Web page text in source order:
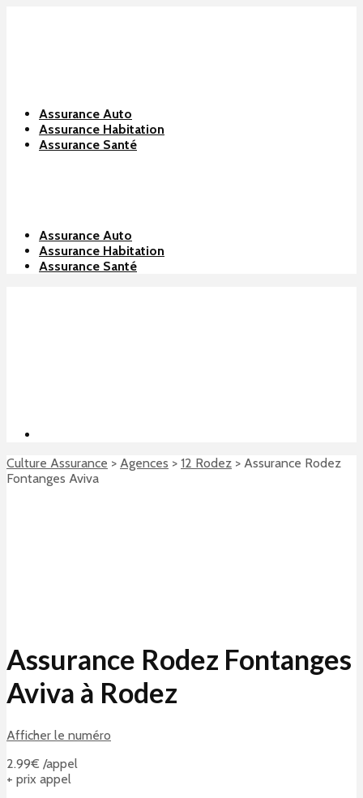
Assurance Auto
Assurance Habitation
Assurance Santé
Assurance Auto
Assurance Habitation
Assurance Santé
Culture Assurance > Agences > 12 Rodez > Assurance Rodez
Fontanges Aviva
Assurance Rodez Fontanges
Aviva à Rodez
Afficher le numéro
2.99€ /appel
+ prix appel